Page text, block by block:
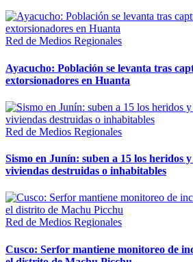
Red de Medios Regionales
Ayacucho: Población se levanta tras
extorsionadores en Huanta
Red de Medios Regionales
Sismo en Junín: suben a 15 los heridos
viviendas destruidas o inhabitables
Red de Medios Regionales
Cusco: Serfor mantiene monitoreo de